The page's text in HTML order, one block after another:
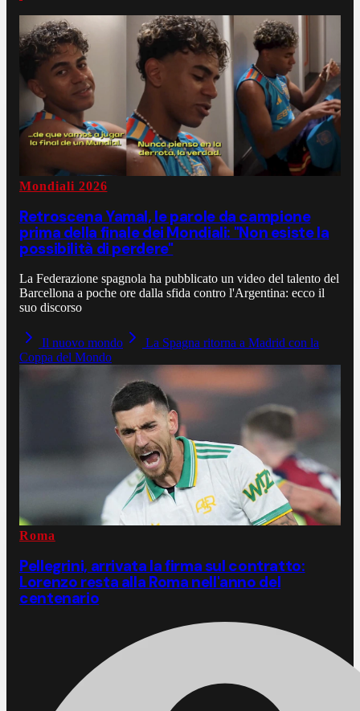
Mondiali 2026
Retroscena Yamal, le parole da campione
prima della finale dei Mondiali: "Non esiste la
possibilità di perdere"
La Federazione spagnola ha pubblicato un video del talento del
Barcellona a poche ore dalla sfida contro l'Argentina: ecco il
suo discorso
Il nuovo mondo
La Spagna ritorna a Madrid con la
Coppa del Mondo
Roma
Pellegrini, arrivata la firma sul contratto:
Lorenzo resta alla Roma nell'anno del
centenario